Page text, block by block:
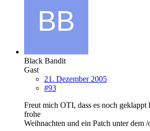
Black Bandit
Gast
21. Dezember 2005
#93
Freut mich OTI, dass es noch geklappt
frohe
Weihnachten und ein Patch unter dem